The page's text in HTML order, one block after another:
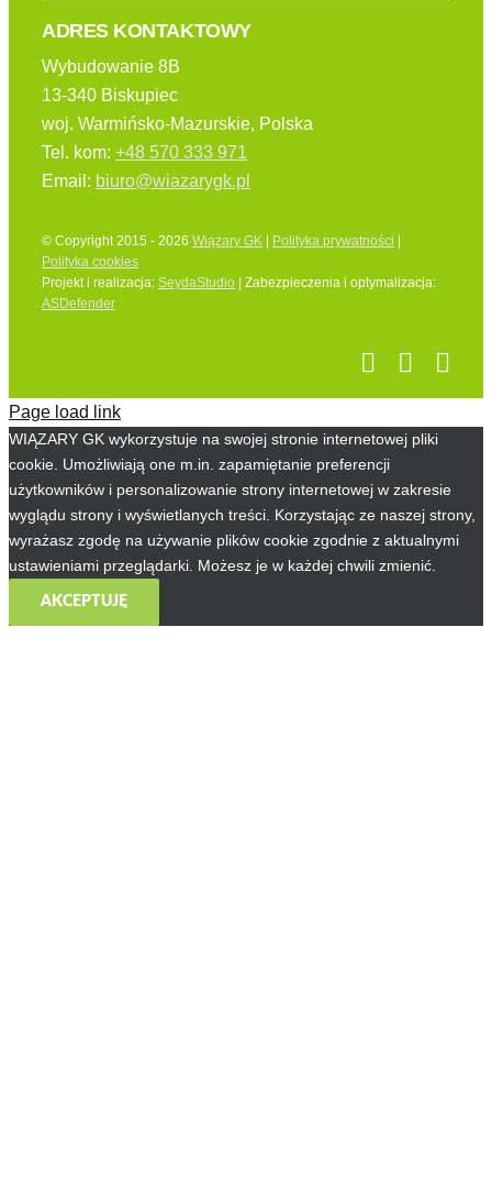
ADRES KONTAKTOWY
Wybudowanie 8B
13-340 Biskupiec
woj. Warmińsko-Mazurskie, Polska
Tel. kom: +48 570 333 971
Email: biuro@wiazarygk.pl
© Copyright 2015 - 2026 Wiązary GK| Polityka prywatności
Polityka cookies
Projekt i realizacja: SeydaStudio| Zabezpieczenia i optymalizacja:
ASDefender
Page load link
WIĄZARY GK wykorzystuje na swojej stronie internetowej pliki
cookie. Umożliwiają one m.in. zapamiętanie preferencji
użytkowników i personalizowanie strony internetowej w zakresie
wyglądu strony i wyświetlanych treści. Korzystając ze naszej strony,
wyrażasz zgodę na używanie plików cookie zgodnie z aktualnymi
ustawieniami przeglądarki. Możesz je w każdej chwili zmienić.
AKCEPTUJĘ